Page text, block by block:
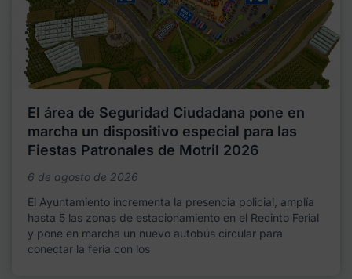
El área de Seguridad Ciudadana pone en
marcha un dispositivo especial para las
Fiestas Patronales de Motril 2026
6 de agosto de 2026
El Ayuntamiento incrementa la presencia policial, amplía
hasta 5 las zonas de estacionamiento en el Recinto Ferial
y pone en marcha un nuevo autobús circular para
conectar la feria con los